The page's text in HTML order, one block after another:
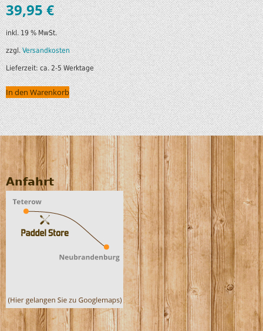
39,95€
inkl. 19 % MwSt.
zzgl.Versandkosten
Lieferzeit:ca. 2-5 Werktage
In den Warenkorb
Anfahrt